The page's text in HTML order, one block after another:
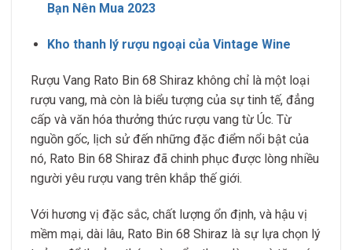
Bạn Nên Mua 2023
Kho thanh lý rượu ngoại của Vintage Wine
Rượu Vang Rato Bin 68 Shiraz không chỉ là một loại
rượu vang, mà còn là biểu tượng của sự tinh tế, đẳng
cấp và văn hóa thưởng thức rượu vang từ Úc. Từ
nguồn gốc, lịch sử đến những đặc điểm nổi bật của
nó, Rato Bin 68 Shiraz đã chinh phục được lòng nhiều
người yêu rượu vang trên khắp thế giới.
Với hương vị đặc sắc, chất lượng ổn định, và hậu vị
mềm mại, dài lâu, Rato Bin 68 Shiraz là sự lựa chọn lý